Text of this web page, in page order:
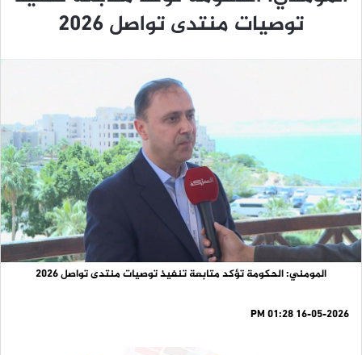
توصيات منتدى تواصل 2026
المومني: الحكومة تؤكد متابعة تنفيذ توصيات منتدى تواصل 2026
16-05-2026 01:28 PM